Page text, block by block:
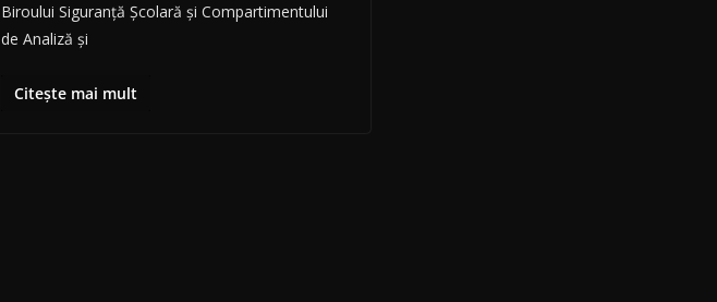
Biroului Siguranță Școlară și Compartimentului
de Analiză și
Citește mai mult